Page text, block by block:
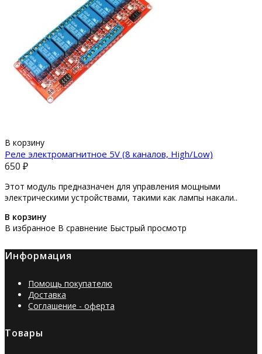
В корзину
Реле электромагнитное 5V (8 каналов, High/Low)
650 ₽
Этот модуль предназначен для управления мощными
электрическими устройствами, такими как лампы накали..
В корзину
В избранное В сравнение Быстрый просмотр
Информация
Помощь покупателю
Доставка
Соглашение - оферта
Товары